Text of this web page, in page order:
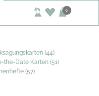
0
(44)
the-Date Karten (51)
(57)